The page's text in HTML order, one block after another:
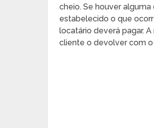
cheio. Se houver
estabelecido o que
locatário deverá pagar.
cliente o devolver com